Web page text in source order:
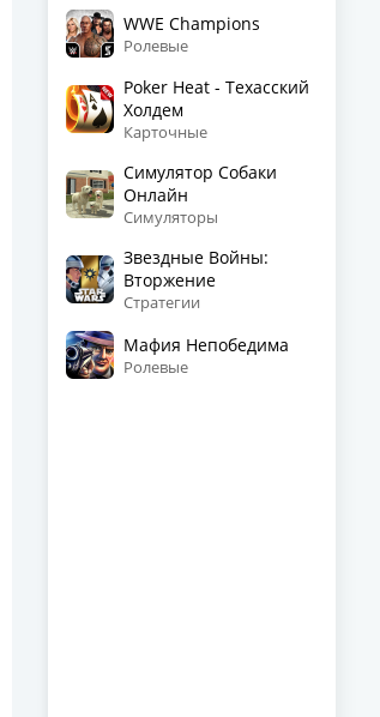
WWE Champions
Ролевые
Poker Heat - Техасский
Холдем
Карточные
Симулятор Собаки
Онлайн
Симуляторы
Звездные Войны:
Вторжение
Стратегии
Мафия Непобедима
Ролевые